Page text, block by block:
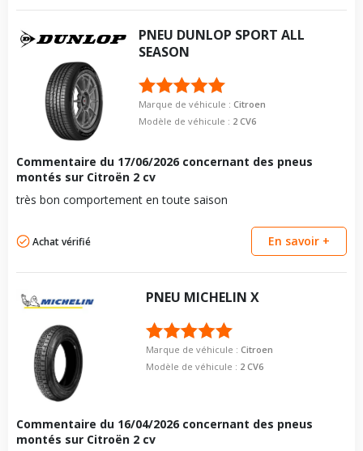
PNEU DUNLOP SPORT ALL
SEASON
Marque de véhicule :Citroen
Modèle de véhicule : 2 CV6
Commentaire du 17/06/2026 concernant des pneus
montés sur Citroën 2 cv
très bon comportement en toute saison
Achat vérifié En savoir +
PNEU MICHELIN X
Marque de véhicule : Citroen
Modèle de véhicule : 2 CV6
Commentaire du 16/04/2026 concernant des pneus
montés sur Citroën 2 cv